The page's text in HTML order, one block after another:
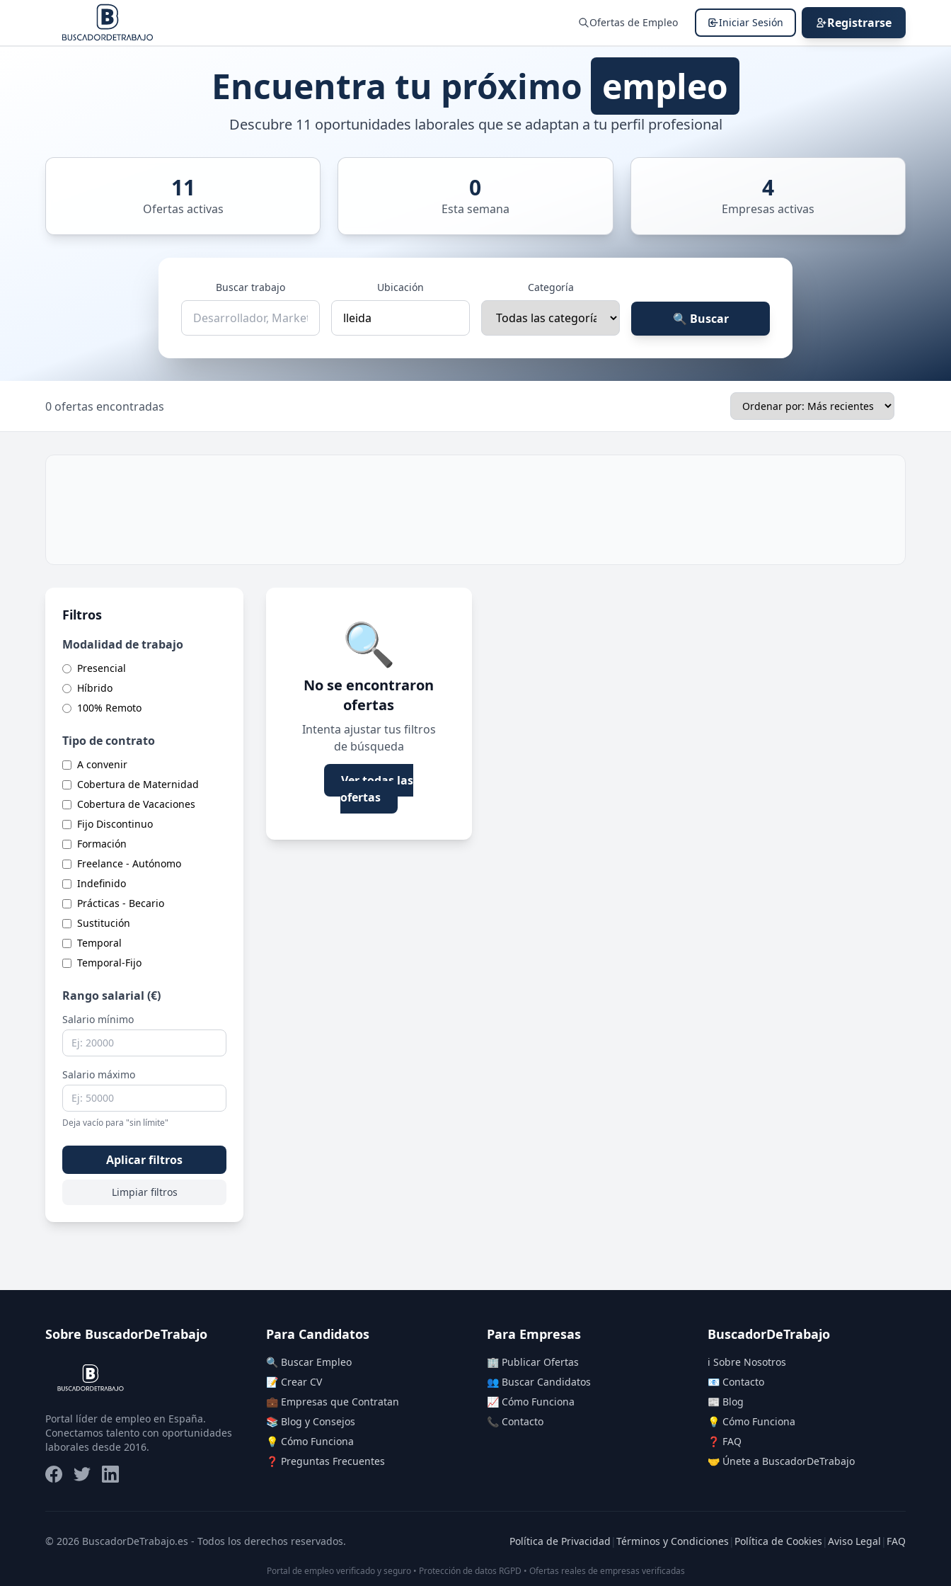
Ofertas de Empleo Iniciar Sesión Registrarse
Encuentra tu próximo empleo
Descubre 11 oportunidades laborales que se adaptan a tu perfil profesional
11
Ofertas activas
0
Esta semana
4
Empresas activas
Buscar trabajo Ubicación Categoría
🔍 Buscar
0 ofertas encontradas
Filtros
Modalidad de trabajo
Presencial
Híbrido
100% Remoto
Tipo de contrato
A convenir
Cobertura de Maternidad
Cobertura de Vacaciones
Fijo Discontinuo
Formación
Freelance - Autónomo
Indefinido
Prácticas - Becario
Sustitución
Temporal
Temporal-Fijo
Rango salarial (€)
Salario mínimo
Salario máximo
Deja vacío para "sin límite"
Aplicar filtros
Limpiar filtros
🔍
No se encontraron
ofertas
Intenta ajustar tus filtros
de búsqueda
Ver todas las
ofertas
Sobre BuscadorDeTrabajo
Portal líder de empleo en España.
Conectamos talento con oportunidades
laborales desde 2016.
Para Candidatos
🔍 Buscar Empleo
📝 Crear CV
💼 Empresas que Contratan
📚 Blog y Consejos
💡 Cómo Funciona
❓ Preguntas Frecuentes
Para Empresas
🏢 Publicar Ofertas
👥 Buscar Candidatos
📈 Cómo Funciona
📞 Contacto
BuscadorDeTrabajo
ℹ️ Sobre Nosotros
📧 Contacto
📰 Blog
💡 Cómo Funciona
❓ FAQ
🤝 Únete a BuscadorDeTrabajo
© 2026 BuscadorDeTrabajo.es - Todos los derechos reservados. Política de Privacidad | Términos y Condiciones | Política de Cookies | Aviso Legal | FAQ
Portal de empleo verificado y seguro • Protección de datos RGPD • Ofertas reales de empresas verificadas